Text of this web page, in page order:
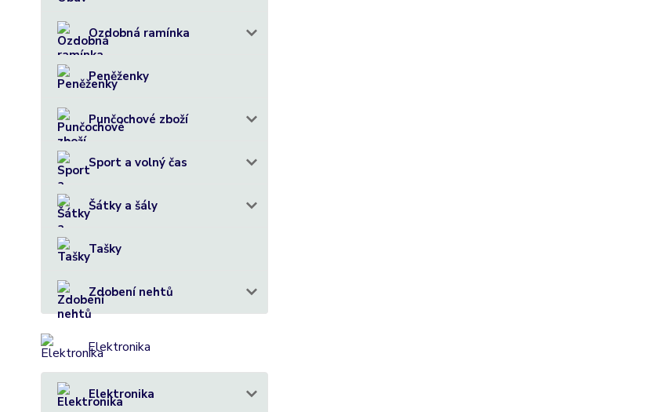
Ozdobná ramínka
Peněženky
Punčochové zboží
Sport a volný čas
Šátky a šály
Tašky
Zdobení nehtů
Elektronika
Elektronika